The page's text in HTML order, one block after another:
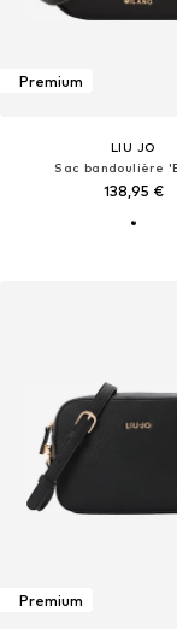
Premium
LIU JO
Sac bandoulière
138,95 €
Premium